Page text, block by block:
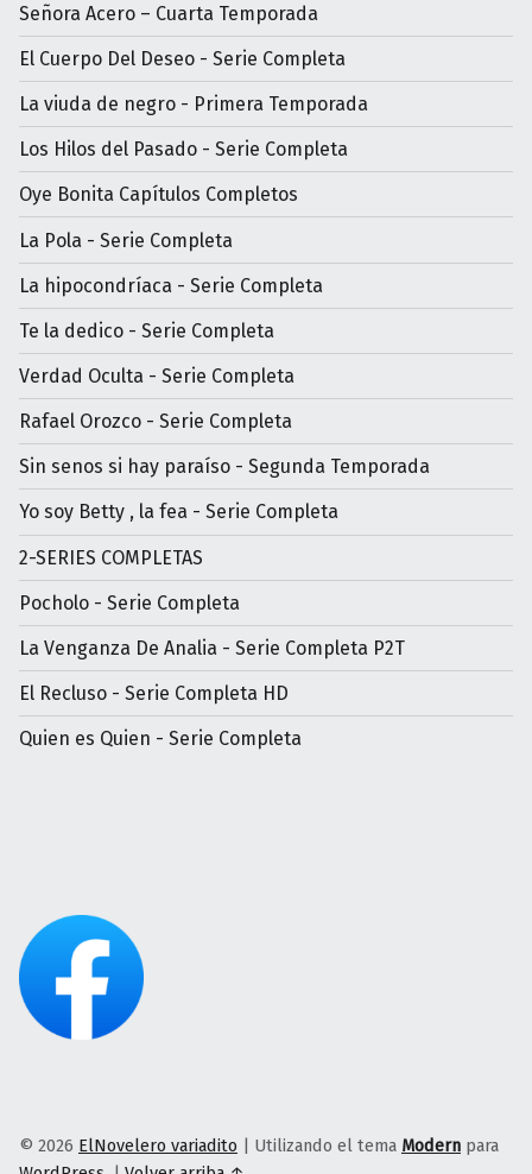
Señora Acero – Cuarta Temporada
El Cuerpo Del Deseo - Serie Completa
La viuda de negro - Primera Temporada
Los Hilos del Pasado - Serie Completa
Oye Bonita Capítulos Completos
La Pola - Serie Completa
La hipocondríaca - Serie Completa
Te la dedico - Serie Completa
Verdad Oculta - Serie Completa
Rafael Orozco - Serie Completa
Sin senos si hay paraíso - Segunda Temporada
Yo soy Betty , la fea - Serie Completa
2-SERIES COMPLETAS
Pocholo - Serie Completa
La Venganza De Analia - Serie Completa P2T
El Recluso - Serie Completa HD
Quien es Quien - Serie Completa
© 2026 ElNovelero variadito | Utilizando el tema Modern para